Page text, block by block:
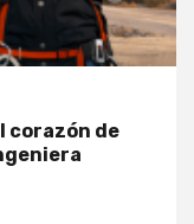
corazón de